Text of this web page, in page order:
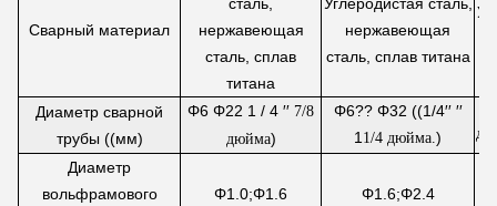
Сварный материал
нержавеющая
сталь, сплав
титана
нержавеющая
сталь, сплав титана
Диаметр сварной
трубы ((мм)
Φ6 Φ22 1 / 4 ′′ 7/8
дюйма)
Φ6?? Φ32 ((1/4′′ ′′
1 1/4 дюйма.)
Диаметр
вольфрамового
Φ1.0;Φ1.6 Φ1.6;Φ2.4